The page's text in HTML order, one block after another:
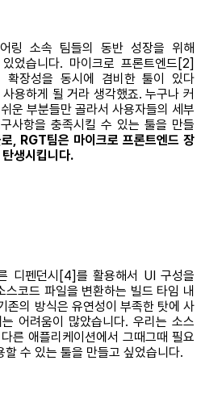
링 소속 팀들의 동반 성장을 위해
었습니다. 마이크로 프론트엔드[2]
확장성을 동시에 겸비한 툴이 있다
용하게 될 거라 생각했죠. 누구나 커
운 부분들만 골라서 사용자들의 세부
사항을 충족시킬 수 있는 툴을 만들
, RGT팀은 마이크로 프론트엔드 장
생시킵니다.
디펜던시[4]를 활용해서 UI 구성을
코드 파일을 변환하는 빌드 타임 내
의 방식은 유연성이 부족한 탓에 사
어려움이 많았습니다. 우리는 소스
른 애플리케이션에서 그때그때 필요
수 있는 툴을 만들고 싶었습니다.